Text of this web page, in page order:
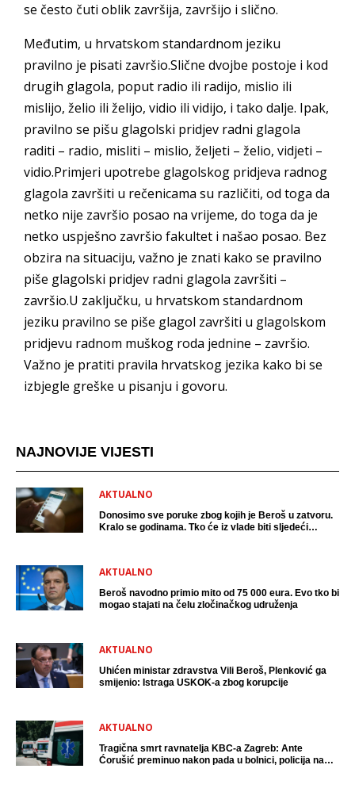
se često čuti oblik završija, završijo i slično.
Međutim, u hrvatskom standardnom jeziku
pravilno je pisati završio.Slične dvojbe postoje i kod
drugih glagola, poput radio ili radijo, mislio ili
mislijo, želio ili želijo, vidio ili vidijo, i tako dalje. Ipak,
pravilno se pišu glagolski pridjev radni glagola
raditi – radio, misliti – mislio, željeti – želio, vidjeti –
vidio.Primjeri upotrebe glagolskog pridjeva radnog
glagola završiti u rečenicama su različiti, od toga da
netko nije završio posao na vrijeme, do toga da je
netko uspješno završio fakultet i našao posao. Bez
obzira na situaciju, važno je znati kako se pravilno
piše glagolski pridjev radni glagola završiti –
završio.U zaključku, u hrvatskom standardnom
jeziku pravilno se piše glagol završiti u glagolskom
pridjevu radnom muškog roda jednine – završio.
Važno je pratiti pravila hrvatskog jezika kako bi se
izbjegle greške u pisanju i govoru.
NAJNOVIJE VIJESTI
AKTUALNO
Donosimo sve poruke zbog kojih je Beroš u zatvoru.
Kralo se godinama. Tko će iz vlade biti sljedeći
AKTUALNO
Beroš navodno primio mito od 75 000 eura. Evo tko bi
mogao stajati na čelu zločinačkog udruženja
AKTUALNO
Uhićen ministar zdravstva Vili Beroš, Plenković ga
smijenio: Istraga USKOK-a zbog korupcije
AKTUALNO
Tragična smrt ravnatelja KBC-a Zagreb: Ante
Ćorušić preminuo nakon pada u bolnici, policija na